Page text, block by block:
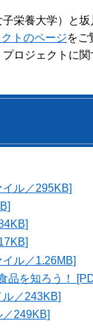
栄養大学）と
トのページをご
ロジェクトに
ル／295KB]
ル／1.26MB]
品を知ろう！
／243KB]
249KB]